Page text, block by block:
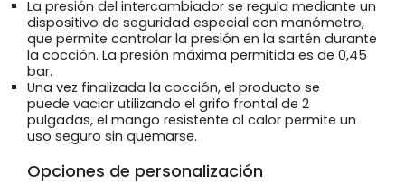
La presión del intercambiador se regula mediante un
dispositivo de seguridad especial con manómetro,
que permite controlar la presión en la sartén durante
la cocción. La presión máxima permitida es de 0,45
bar.
Una vez finalizada la cocción, el producto se
puede vaciar utilizando el grifo frontal de 2
pulgadas, el mango resistente al calor permite un
uso seguro sin quemarse.
Opciones de personalización